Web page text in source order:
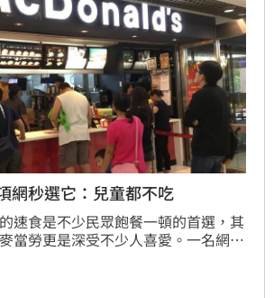
網秒選它：兒童都不吃
速食是不少民眾飽餐一頓的首選，其
當勞更是深受不少人喜愛。一名網友
中「這項產品」更是瘋狂被網友點